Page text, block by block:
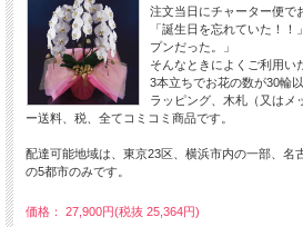
注文当日にチャーター便で
「誕生日を忘れていた！
プンだった。」
そんなときによくご利用い
3本立ちでお花の数が30輪
ラッピング、木札（又はメ
ー送料、税、全てコミコミ商品です。
配達可能地域は、東京23区、横浜市内の一部、名
の5都市のみです。
価格： 27,900円(税抜 25,364円)